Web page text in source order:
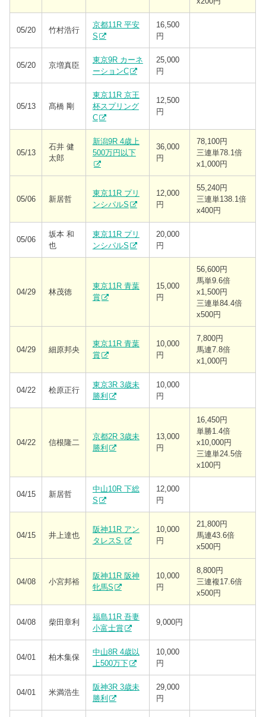
05/20 竹村浩行
京都11R 平安
S
16,500
円
05/20 京増真臣
東京9R カーネ
ーションC
25,000
円
05/13 髙橋 剛
東京11R 京王
杯スプリング
C
12,500
円
05/13
石井 健
太郎
新潟9R 4歳上
500万円以下
36,000
円
78,100円
三連単78.1倍
x1,000円
05/06 新居哲
東京11R プリ
ンシパルS
12,000
円
55,240円
三連単138.1倍
x400円
05/06
坂本 和
也
東京11R プリ
ンシパルS
20,000
円
04/29 林茂徳
東京11R 青葉
賞
15,000
円
56,600円
馬単9.6倍
x1,500円
三連単84.4倍
x500円
04/29 細原邦央
東京11R 青葉
賞
10,000
円
7,800円
馬連7.8倍
x1,000円
04/22 桧原正行
東京3R 3歳未
勝利
10,000
円
04/22 信根隆二
京都2R 3歳未
勝利
13,000
円
16,450円
単勝1.4倍
x10,000円
三連単24.5倍
x100円
04/15 新居哲
中山10R 下総
S
12,000
円
04/15 井上達也
阪神11R アン
タレスS
10,000
円
21,800円
馬連43.6倍
x500円
04/08 小宮邦裕
阪神11R 阪神
牝馬S
10,000
円
8,800円
三連複17.6倍
x500円
04/08 柴田章利
福島11R 吾妻
小富士賞
9,000円
04/01 柏木集保
中山8R 4歳以
上500万下
10,000
円
04/01 米満浩生
阪神3R 3歳未
勝利
29,000
円